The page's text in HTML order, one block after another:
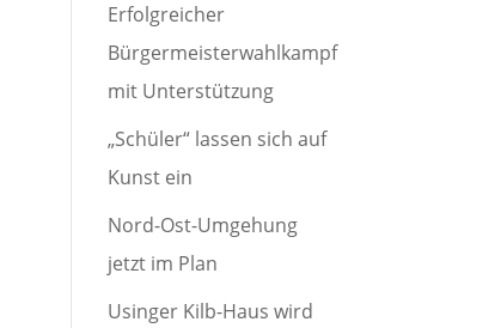
Erfolgreicher
Bürgermeisterwahlkampf
mit Unterstützung
„Schüler“ lassen sich auf
Kunst ein
Nord-Ost-Umgehung
jetzt im Plan
Usinger Kilb-Haus wird